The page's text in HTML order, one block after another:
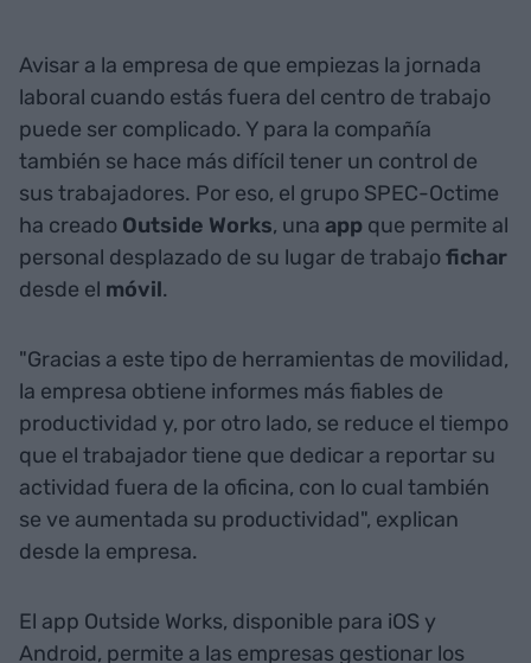
Avisar a la empresa de que empiezas la jornada
laboral cuando estás fuera del centro de trabajo
puede ser complicado. Y para la compañía
también se hace más difícil tener un control de
sus trabajadores. Por eso, el grupo SPEC-Octime
ha creado Outside Works, una app que permite al
personal desplazado de su lugar de trabajofichar
desde el móvil.
"Gracias a este tipo de herramientas de movilidad,
la empresa obtiene informes más fiables de
productividad y, por otro lado, se reduce el tiempo
que el trabajador tiene que dedicar a reportar su
actividad fuera de la oficina, con lo cual también
se ve aumentada su productividad", explican
desde la empresa.
El app Outside Works, disponible para iOS y
Android, permite a las empresas gestionar los